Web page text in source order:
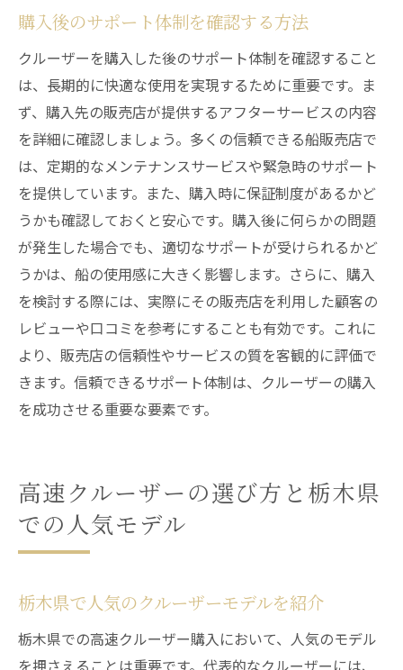
購入後のサポート体制を確認する方法
クルーザーを購入した後のサポート体制を確認すること
は、長期的に快適な使用を実現するために重要です。ま
ず、購入先の販売店が提供するアフターサービスの内容
を詳細に確認しましょう。多くの信頼できる船販売店で
は、定期的なメンテナンスサービスや緊急時のサポート
を提供しています。また、購入時に保証制度があるかど
うかも確認しておくと安心です。購入後に何らかの問題
が発生した場合でも、適切なサポートが受けられるかど
うかは、船の使用感に大きく影響します。さらに、購入
を検討する際には、実際にその販売店を利用した顧客の
レビューや口コミを参考にすることも有効です。これに
より、販売店の信頼性やサービスの質を客観的に評価で
きます。信頼できるサポート体制は、クルーザーの購入
を成功させる重要な要素です。
高速クルーザーの選び方と栃木県
での人気モデル
栃木県で人気のクルーザーモデルを紹介
栃木県での高速クルーザー購入において、人気のモデル